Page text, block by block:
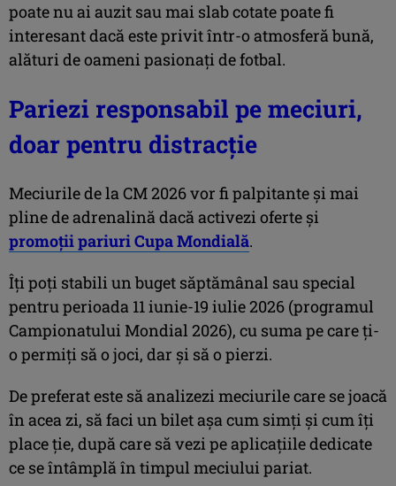
poate nu ai auzit sau mai slab cotate poate fi
interesant dacă este privit într-o atmosferă bună,
alături de oameni pasionați de fotbal.
Pariezi responsabil pe meciuri,
doar pentru distracție
Meciurile de la CM 2026 vor fi palpitante și mai
pline de adrenalină dacă activezi oferte și
promoții pariuri Cupa Mondială.
Îți poți stabili un buget săptămânal sau special
pentru perioada 11 iunie-19 iulie 2026 (programul
Campionatului Mondial 2026), cu suma pe care ți-
o permiți să o joci, dar și să o pierzi.
De preferat este să analizezi meciurile care se joacă
în acea zi, să faci un bilet așa cum simți și cum îți
place ție, după care să vezi pe aplicațiile dedicate
ce se întâmplă în timpul meciului pariat.